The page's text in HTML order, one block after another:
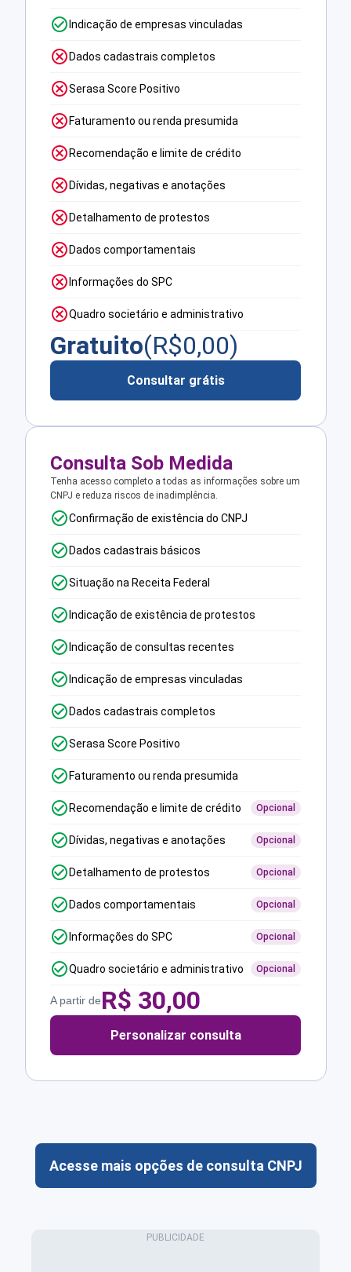
Indicação de empresas vinculadas
Dados cadastrais completos
Serasa Score Positivo
Faturamento ou renda presumida
Recomendação e limite de crédito
Dívidas, negativas e anotações
Detalhamento de protestos
Dados comportamentais
Informações do SPC
Quadro societário e administrativo
Gratuito(R$0,00)
Consultar grátis
Consulta Sob Medida
Tenha acesso completo a todas as informações sobre um
CNPJ e reduza riscos de inadimplência.
Confirmação de existência do CNPJ
Dados cadastrais básicos
Situação na Receita Federal
Indicação de existência de protestos
Indicação de consultas recentes
Indicação de empresas vinculadas
Dados cadastrais completos
Serasa Score Positivo
Faturamento ou renda presumida
Recomendação e limite de crédito Opcional
Dívidas, negativas e anotações Opcional
Detalhamento de protestos Opcional
Dados comportamentais Opcional
Informações do SPC Opcional
Quadro societário e administrativo Opcional
A partir deR$ 30,00
Personalizar consulta
Acesse mais opções de consulta CNPJ